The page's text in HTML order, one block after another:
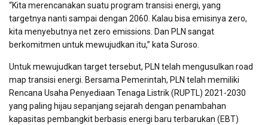
“Kita merencanakan suatu program transisi energi, yang
targetnya nanti sampai dengan 2060. Kalau bisa emisinya zero,
kita menyebutnya net zero emissions. Dan PLN sangat
berkomitmen untuk mewujudkan itu,” kata Suroso.
Untuk mewujudkan target tersebut, PLN telah mengusulkan road
map transisi energi. Bersama Pemerintah, PLN telah memiliki
Rencana Usaha Penyediaan Tenaga Listrik (RUPTL) 2021-2030
yang paling hijau sepanjang sejarah dengan penambahan
kapasitas pembangkit berbasis energi baru terbarukan (EBT)